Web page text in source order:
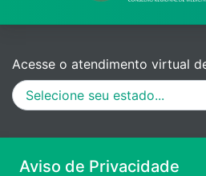
Aviso de Privacidade
Acesse o atendimento virtual